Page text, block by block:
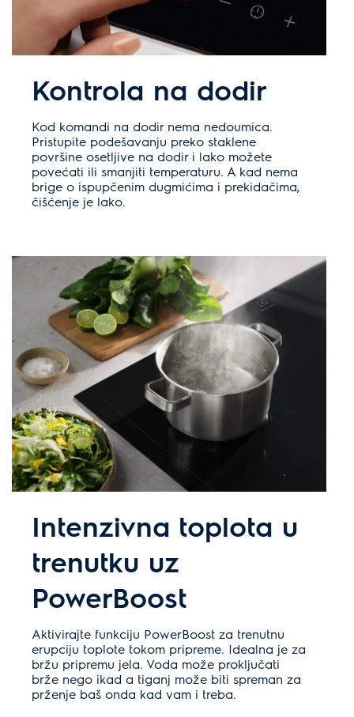
Kontrola na dodir
Kod komandi na dodir nema nedoumica.
Pristupite podešavanju preko staklene
površine osetljive na dodir i lako možete
povećati ili smanjiti temperaturu. A kad nema
brige o ispupčenim dugmićima i prekidačima,
čišćenje je lako.
Intenzivna toplota u
trenutku uz
PowerBoost
Aktivirajte funkciju PowerBoost za trenutnu
erupciju toplote tokom pripreme. Idealna je za
bržu pripremu jela. Voda može proključati
brže nego ikad a tiganj može biti spreman za
prženje baš onda kad vam i treba.